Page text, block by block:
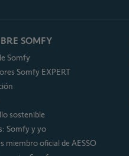
SOMFY
Somfy
Somfy EXPERT
sostenible
Somfy y yo
miembro oficial de AESSO